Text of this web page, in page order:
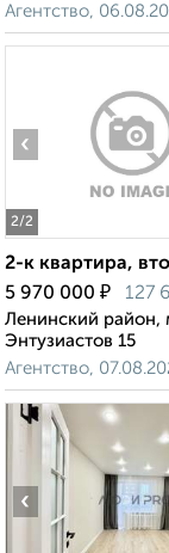
Агентство,
2/2
‹
2-к квартира,
5 970 000 ₽ 127
Ленинский район,
Энтузиастов 15
Агентство,
‹